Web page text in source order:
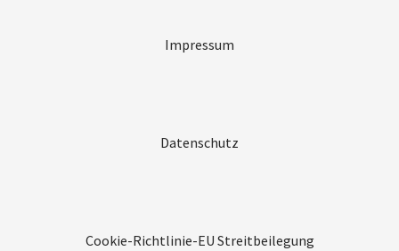
Impressum
Datenschutz
Cookie-Richtlinie-EU Streitbeilegung